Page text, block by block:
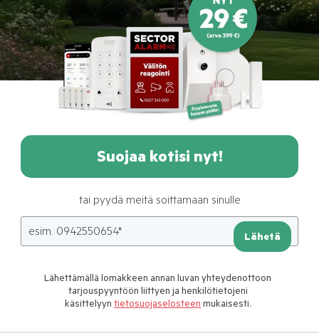
Suojaa kotisi nyt!
tai pyydä meitä soittamaan sinulle
Lähettämällä lomakkeen annan luvan yhteydenottoon
tarjouspyyntöön liittyen ja henkilötietojeni
käsittelyyn tietosuojaselosteen mukaisesti.
Lähetä